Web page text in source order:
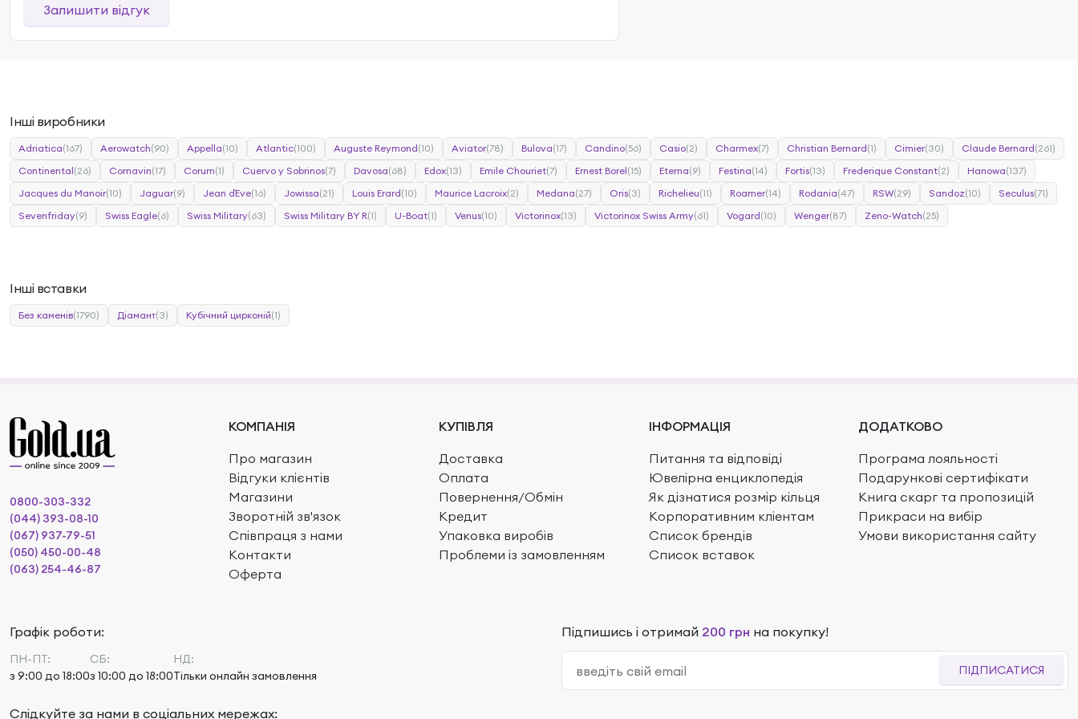
Залишити відгук
Інші виробники
Adriatica(167) Aerowatch(90) Appella(10) Atlantic(100) Auguste Reymond(10) Aviator(78) Bulova(17) Candino(56) Casio(2) Charmex(7) Christian Bernard(1) Cimier(30) Claude Bernard(261)
Continental(26) Cornavin(17) Corum(1) Cuervo y Sobrinos(7) Davosa(68) Edox(13) Emile Chouriet(7) Ernest Borel(15) Eterna(9) Festina(14) Fortis(13) Frederique Constant(2) Hanowa(137)
Jacques du Manoir(10) Jaguar(9) Jean d`Eve(16) Jowissa(21) Louis Erard(10) Maurice Lacroix(2) Medana(27) Oris(3) Richelieu(11) Roamer(14) Rodania(47) RSW(29) Sandoz(10) Seculus(71)
Sevenfriday(9) Swiss Eagle(6) Swiss Military(63) Swiss Military BY R(1) U-Boat(1) Venus(10) Victorinox(13) Victorinox Swiss Army(61) Vogard(10) Wenger(87) Zeno-Watch(25)
Інші вставки
Без каменів(1790) Діамант(3) Кубічний цирконій(1)
КОМПАНІЯ
Про магазин
Відгуки клієнтів
Магазини
Зворотній зв'язок
Співпраця з нами
Контакти
Оферта
КУПІВЛЯ
Доставка
Оплата
Повернення/Обмін
Кредит
Упаковка виробів
Проблеми із замовленням
ІНФОРМАЦІЯ
Питання та відповіді
Ювелірна енциклопедія
Як дізнатися розмір кільця
Корпоративним кліентам
Список брендів
Список вставок
ДОДАТКОВО
Програма лояльності
Подарункові сертифікати
Книга скарг та пропозицій
Прикраси на вибір
Умови використання сайту
0800-303-332
(044) 393-08-10
(067) 937-79-51
(050) 450-00-48
(063) 254-46-87
Графік роботи:
ПН-ПТ:
з 9:00 до 18:00
СБ:
з 10:00 до 18:00
НД:
Тільки онлайн замовлення
Підпишись і отримай 200 грн на покупку!
ПІДПИСАТИСЯ
Слідкуйте за нами в соціальних мережах: